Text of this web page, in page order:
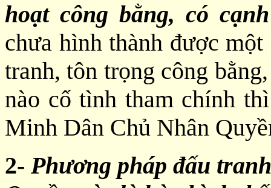
hoạt công bằng, có
chưa hình thành được
tranh, tôn trọng công
nào cố tình tham chính
Minh Dân Chủ Nhân
2- Phương pháp đấu